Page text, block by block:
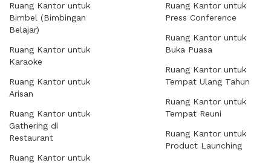
Ruang Kantor untuk
Bimbel (Bimbingan
Belajar)
Ruang Kantor untuk
Karaoke
Ruang Kantor untuk
Arisan
Ruang Kantor untuk
Gathering di
Restaurant
Ruang Kantor untuk
Ruang Kantor untuk
Press Conference
Ruang Kantor untuk
Buka Puasa
Ruang Kantor untuk
Tempat Ulang Tahun
Ruang Kantor untuk
Tempat Reuni
Ruang Kantor untuk
Product Launching